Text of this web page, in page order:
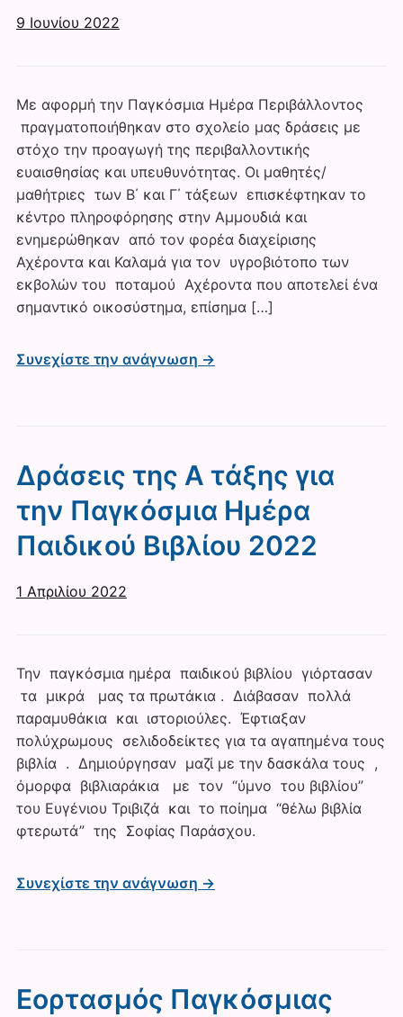
9 Ιουνίου 2022
Με αφορμή την Παγκόσμια Ημέρα Περιβάλλοντος
πραγματοποιήθηκαν στο σχολείο μας δράσεις με
στόχο την προαγωγή της περιβαλλοντικής
ευαισθησίας και υπευθυνότητας. Οι μαθητές/
μαθήτριες των Β΄ και Γ΄ τάξεων επισκέφτηκαν το
κέντρο πληροφόρησης στην Αμμουδιά και
ενημερώθηκαν από τoν φορέα διαχείρισης
Αχέροντα και Καλαμά για τον υγροβιότοπο των
εκβολών του ποταμού Αχέροντα που αποτελεί ένα
σημαντικό οικοσύστημα, επίσημα […]
Συνεχίστε την ανάγνωση →
Δράσεις της Α τάξης για
την Παγκόσμια Ημέρα
Παιδικού Βιβλίου 2022
1 Απριλίου 2022
Την παγκόσμια ημέρα παιδικού βιβλίου γιόρτασαν
τα μικρά μας τα πρωτάκια . Διάβασαν πολλά
παραμυθάκια και ιστοριούλες. Έφτιαξαν
πολύχρωμους σελιδοδείκτες για τα αγαπημένα τους
βιβλία . Δημιούργησαν μαζί με την δασκάλα τους ,
όμορφα βιβλιαράκια με τον “ύμνο του βιβλίου”
του Ευγένιου Τριβιζά και το ποίημα “θέλω βιβλία
φτερωτά” της Σοφίας Παράσχου.
Συνεχίστε την ανάγνωση →
Εορτασμός Παγκόσμιας